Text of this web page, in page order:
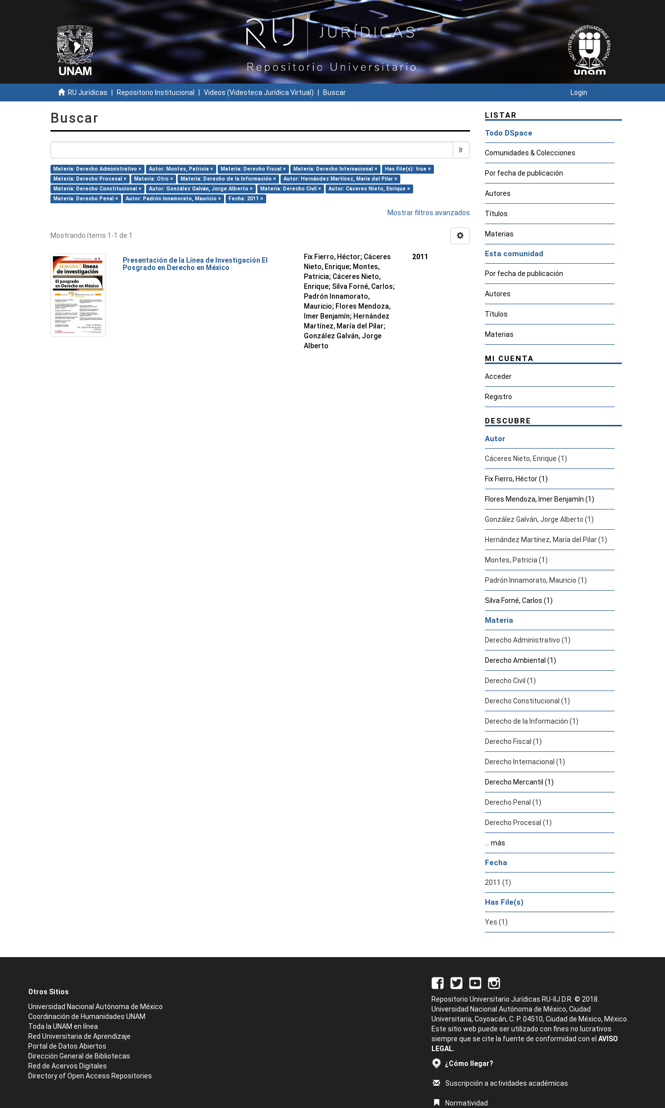
RU Jurídicas Repositorio Institucional Videos (Videoteca Jurídica Virtual) Buscar Login
Buscar
Ir
Materia: Derecho Administrativo × Autor: Montes, Patricia × Materia: Derecho Fiscal × Materia: Derecho Internacional ×
Has File(s): true ×
Materia: Derecho Procesal ×
Materia: Otro × Materia: Derecho de la Información ×
Autor: Hernández Martínez, María del Pilar ×
Materia: Derecho Constitucional ×
Autor: González Galván, Jorge Alberto × Materia: Derecho Civil ×
Autor: Cáceres Nieto, Enrique ×
Materia: Derecho Penal ×
Autor: Padrón Innamorato, Mauricio × Fecha: 2011 ×
Mostrar filtros avanzados
Mostrando ítems 1-1 de 1
Presentación de la Línea de Investigación El
Posgrado en Derecho en México
Fix Fierro, Héctor; Cáceres
Nieto, Enrique; Montes,
Patricia; Cáceres Nieto,
Enrique; Silva Forné, Carlos;
Padrón Innamorato,
Mauricio; Flores Mendoza,
Imer Benjamín; Hernández
Martínez, María del Pilar;
González Galván, Jorge
Alberto
2011
LISTAR
Todo DSpace
Comunidades & Colecciones
Por fecha de publicación
Autores
Títulos
Materias
Esta comunidad
Por fecha de publicación
Autores
Títulos
Materias
MI CUENTA
Acceder
Registro
DESCUBRE
Autor
Cáceres Nieto, Enrique (1)
Fix Fierro, Héctor (1)
Flores Mendoza, Imer Benjamín (1)
González Galván, Jorge Alberto (1)
Hernández Martínez, María del Pilar (1)
Montes, Patricia (1)
Padrón Innamorato, Mauricio (1)
Silva Forné, Carlos (1)
Materia
Derecho Administrativo (1)
Derecho Ambiental (1)
Derecho Civil (1)
Derecho Constitucional (1)
Derecho de la Información (1)
Derecho Fiscal (1)
Derecho Internacional (1)
Derecho Mercantil (1)
Derecho Penal (1)
Derecho Procesal (1)
... más
Fecha
2011 (1)
Has File(s)
Yes (1)
Otros Sitios
Universidad Nacional Autónoma de México
Coordinación de Humanidades UNAM
Toda la UNAM en línea
Red Universitaria de Aprendizaje
Portal de Datos Abiertos
Dirección General de Bibliotecas
Red de Acervos Digitales
Directory of Open Access Repositories
Repositorio Universitario Jurídicas RU-IIJ D.R. © 2018.
Universidad Nacional Autónoma de México, Ciudad
Universitaria, Coyoacán, C. P. 04510, Ciudad de México, México.
Este sitio web puede ser utilizado con fines no lucrativos
siempre que se cite la fuente de conformidad con el AVISO
LEGAL.
¿Cómo llegar?
Suscripción a actividades académicas
Normatividad